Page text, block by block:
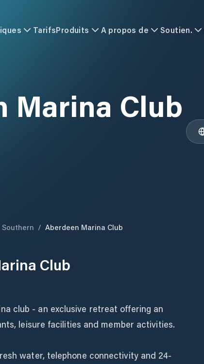
TarifsProduits A propos de Soutien.
Marina Club
Southern / Aberdeen Marina Club
Club
club - an exclusive retreat offering an
leisure facilities and member activities.
water, telephone connectivity and 24-